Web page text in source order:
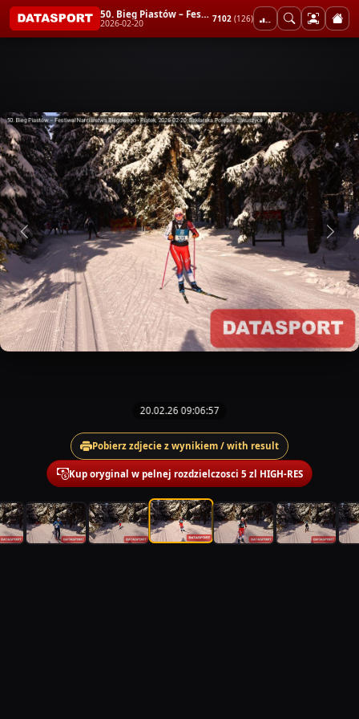
50. Bieg Piastów – Festiwal Narciarstwa Biegowego - Piątek
2026-02-20 7102 (126)
20.02.26 09:06:57
Pobierz zdjecie z wynikiem / with result
Kup oryginal w pelnej rozdzielczosci 5 zl HIGH-RES